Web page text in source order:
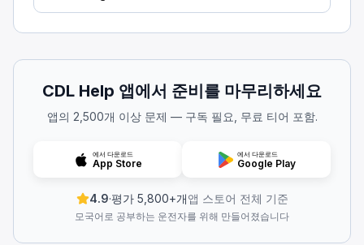
오토바이 운전자는 항상 트럭과 안전 거리를 유지하며 절대 위
단 하루 또는 짧은 시간 동안 렌터카 트럭을 운전하는 많은 사
약물 복용과 운전에 관한 정확한 설명은 무엇입니까?
근무 시간 외에는 약을 복용해도 됩니다.
일반 의약품은 항상 운전하기에 안전합니다.
어떤 상황에서 브레이크 등을 켜기 위해 브레이크를 살짝 밟는
짙은 안개 속에서 운전하고 있습니다.
도로를 벗어나려고 하고 속도를 줄여야 합니다.
도로를 벗어나 속도를 줄여야 할 때는 브레이크를 부드럽게
CDL Help 앱에서 준비를 마무리하세요
앱의 2,500개 이상 문제 — 구독 필요, 무료 티어 포함.
에서 다운로드
App Store
에서 다운로드
Google Play
4.9·평가 5,800+개앱 스토어 전체 기준
모국어로 공부하는 운전자를 위해 만들어졌습니다